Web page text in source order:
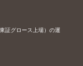
証グロース上場）の運